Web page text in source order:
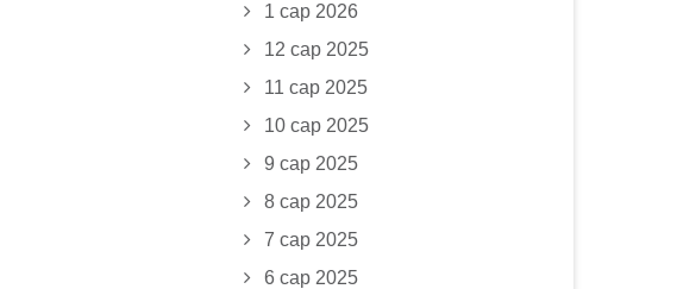
1 сар 2026
12 сар 2025
11 сар 2025
10 сар 2025
9 сар 2025
8 сар 2025
7 сар 2025
6 сар 2025